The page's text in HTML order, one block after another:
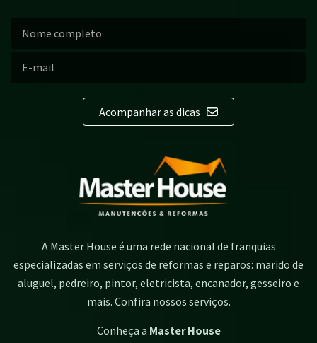
Acompanhar as dicas
A Master House é uma rede nacional de franquias
especializadas em serviços de reformas e reparos: marido de
aluguel, pedreiro, pintor, eletricista, encanador, gesseiro e
mais. Confira nossos serviços.
Conheça a Master House